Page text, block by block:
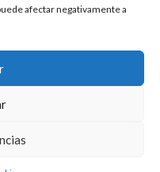
afectar negativamente a
Portal de transparencia
REPARACIÓN DE
G14023832
la Consejería de Empleo
utilizamos o